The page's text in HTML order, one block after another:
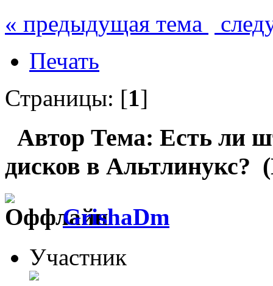
« предыдущая тема
Печать
Страницы: [1]
Автор Тема: Есть ли
дисков в Альтлинукс?
GrishaDm
Участник